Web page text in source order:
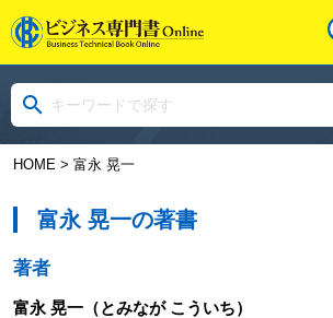
HOME> 富永 晃一
富永 晃一の著書
著者
富永 晃一（とみなが こういち）